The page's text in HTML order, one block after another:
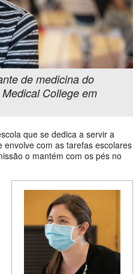
de medicina do
College em
que se dedica a servir a
envolve com as tarefas escolares
o mantém com os pés no